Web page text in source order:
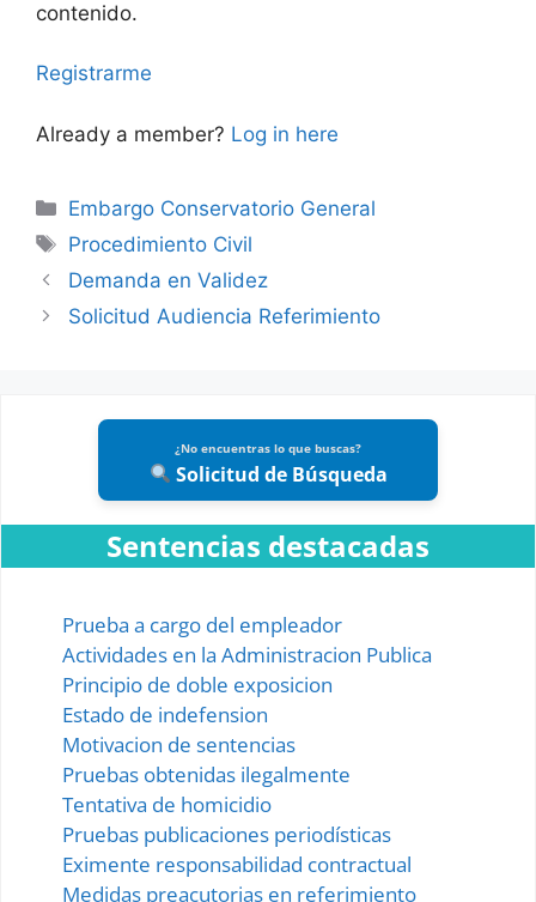
contenido.
Registrarme
Already a member? Log in here
Categories
Embargo Conservatorio General
Tags
Procedimiento Civil
Demanda en Validez
Solicitud Audiencia Referimiento
¿No encuentras lo que buscas?
Solicitud de Búsqueda
Sentencias destacadas
Prueba a cargo del empleador
Actividades en la Administracion Publica
Principio de doble exposicion
Estado de indefension
Motivacion de sentencias
Pruebas obtenidas ilegalmente
Tentativa de homicidio
Pruebas publicaciones periodísticas
Eximente responsabilidad contractual
Medidas preacutorias en referimiento